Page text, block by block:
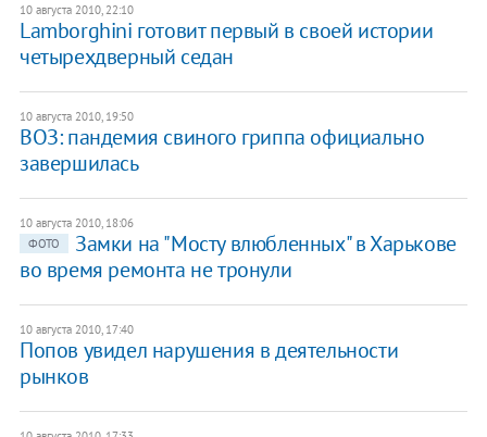
10 августа 2010, 22:10
Lamborghini готовит первый в своей истории
четырехдверный седан
10 августа 2010, 19:50
ВОЗ: пандемия свиного гриппа официально
завершилась
10 августа 2010, 18:06
ФОТО
Замки на "Мосту влюбленных" в Харькове
во время ремонта не тронули
10 августа 2010, 17:40
Попов увидел нарушения в деятельности
рынков